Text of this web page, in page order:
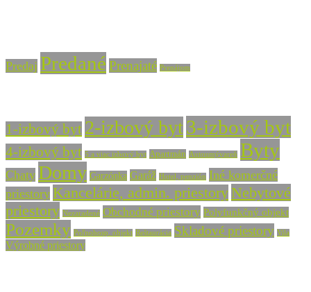
Predaj Predané Prenajaté Prenájom
1-izbový byt 2-izbový byt3-izbový byt
4-izbový byt 5 a viac izbový byt Apartmán Autoumývareň Byty
Chaty Domy Garzónka Garáž Hotel, penzión Iné komerčné
priestory Kancelárie, admin. priestoryNebytové
priestory Nezaradené Obchodné priestory Polyfunkčný objekt
Pozemky Poľnohosp. objekt Reštaurácia Skladové priestory Vila
Výrobné priestory